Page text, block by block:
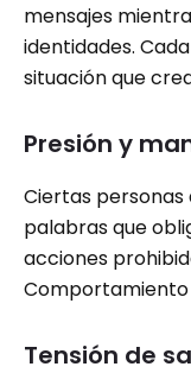
mensajes
identidades.
situación que
Presión y
Ciertas
palabras que
acciones
Comportamiento
Tensión de